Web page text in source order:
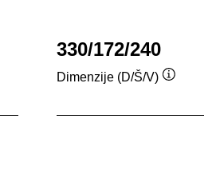
330/172/240
Dimenzije (D/Š/V)